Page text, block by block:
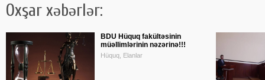
Oxşar xəbərlər:
BDU Hüquq fakültəsinin
müəllimlərinin nəzərinə!!!
Hüquq, Elanlar